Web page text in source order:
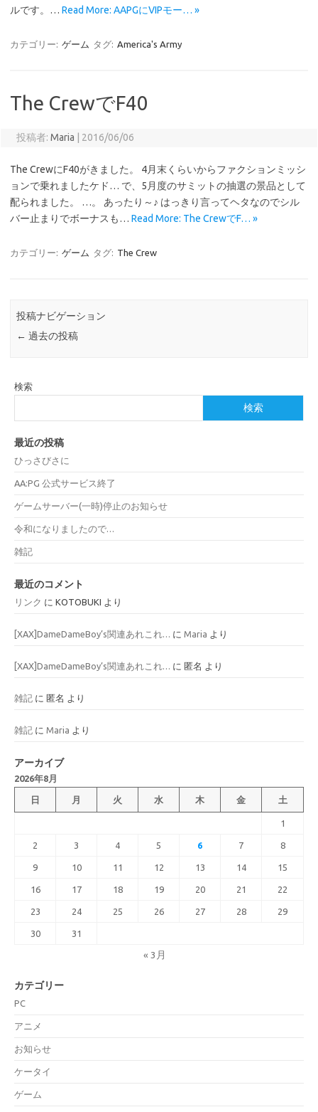
ルです。… Read More: AAPGにVIPモー… »
カテゴリー: ゲーム タグ: America's Army
The CrewでF40
投稿者: Maria 2016/06/06
The CrewにF40がきました。 4月末くらいからファクションミッシ
ョンで乗れましたケド… で、5月度のサミットの抽選の景品として
配られました。 …。 あったり～♪ はっきり言ってヘタなのでシル
バー止まりでボーナスも… Read More: The CrewでF… »
カテゴリー: ゲーム タグ: The Crew
投稿ナビゲーション
← 過去の投稿
検索
検索
最近の投稿
ひっさびさに
AA:PG 公式サービス終了
ゲームサーバー(一時)停止のお知らせ
令和になりましたので…
雑記
最近のコメント
リンク に KOTOBUKI より
[XAX]DameDameBoy’s関連あれこれ… に Maria より
[XAX]DameDameBoy’s関連あれこれ… に 匿名 より
雑記 に 匿名 より
雑記 に Maria より
アーカイブ
2026年8月
日 月 火 水 木 金 土
1
2 3 4 5 6 7 8
9 10 11 12 13 14 15
16 17 18 19 20 21 22
23 24 25 26 27 28 29
30 31
« 3月
カテゴリー
PC
アニメ
お知らせ
ケータイ
ゲーム